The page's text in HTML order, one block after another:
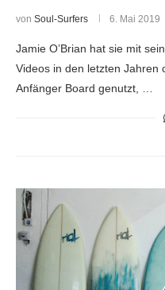
von Soul-Surfers 6. Mai 2019
Jamie O’Brian hat sie mit
Videos in den letzten Jahren
Anfänger Board genutzt, …